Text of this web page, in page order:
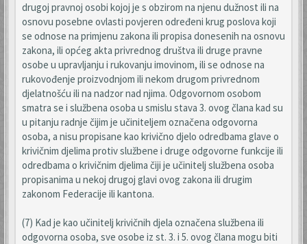
drugoj pravnoj osobi kojoj je s obzirom na njenu dužnost ili na
osnovu posebne ovlasti povjeren određeni krug poslova koji
se odnose na primjenu zakona ili propisa donesenih na osnovu
zakona, ili općeg akta privrednog društva ili druge pravne
osobe u upravljanju i rukovanju imovinom, ili se odnose na
rukovođenje proizvodnjom ili nekom drugom privrednom
djelatnošću ili na nadzor nad njima. Odgovornom osobom
smatra se i službena osoba u smislu stava 3. ovog člana kad su
u pitanju radnje čijim je učiniteljem označena odgovorna
osoba, a nisu propisane kao krivično djelo odredbama glave o
krivičnim djelima protiv službene i druge odgovorne funkcije ili
odredbama o krivičnim djelima čiji je učinitelj službena osoba
propisanima u nekoj drugoj glavi ovog zakona ili drugim
zakonom Federacije ili kantona.
(7) Kad je kao učinitelj krivičnih djela označena službena ili
odgovorna osoba, sve osobe iz st. 3. i 5. ovog člana mogu biti